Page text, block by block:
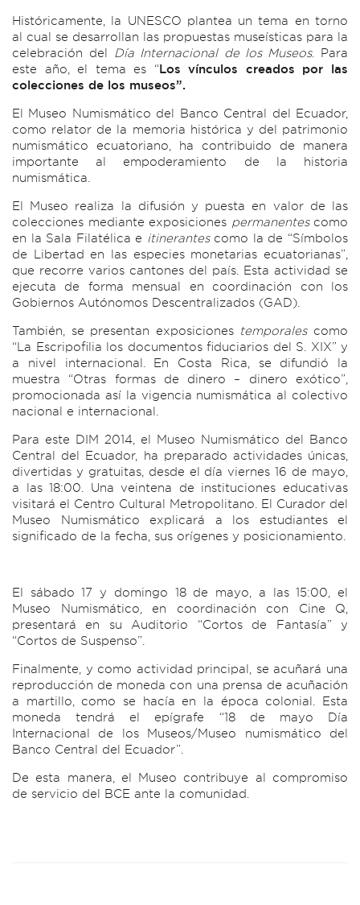
Históricamente, la UNESCO plantea un tema en torno
al cual se desarrollan las propuestas museísticas para la
celebración del Día Internacional de los Museos. Para
este año, el tema es “Los vínculos creados por las
colecciones de los museos”.
El Museo Numismático del Banco Central del Ecuador,
como relator de la memoria histórica y del patrimonio
numismático ecuatoriano, ha contribuido de manera
importante al empoderamiento de la historia
numismática.
El Museo realiza la difusión y puesta en valor de las
colecciones mediante exposiciones permanentescomo
en la Sala Filatélica e itinerantescomo la de “Símbolos
de Libertad en las especies monetarias ecuatorianas”,
que recorre varios cantones del país. Esta actividad se
ejecuta de forma mensual en coordinación con los
Gobiernos Autónomos Descentralizados (GAD).
También, se presentan exposiciones temporalescomo
“La Escripofilia los documentos fiduciarios del S. XIX” y
a nivel internacional. En Costa Rica, se difundió la
muestra “Otras formas de dinero – dinero exótico”,
promocionada así la vigencia numismática al colectivo
nacional e internacional.
Para este DIM 2014, el Museo Numismático del Banco
Central del Ecuador, ha preparado actividades únicas,
divertidas y gratuitas, desde el día viernes 16 de mayo,
a las 18:00. Una veintena de instituciones educativas
visitará el Centro Cultural Metropolitano. El Curador del
Museo Numismático explicará a los estudiantes el
significado de la fecha, sus orígenes y posicionamiento.
El sábado 17 y domingo 18 de mayo, a las 15:00, el
Museo Numismático, en coordinación con Cine Q,
presentará en su Auditorio “Cortos de Fantasía” y
“Cortos de Suspenso”.
Finalmente, y como actividad principal, se acuñará una
reproducción de moneda con una prensa de acuñación
a martillo, como se hacía en la época colonial. Esta
moneda tendrá el epígrafe “18 de mayo Día
Internacional de los Museos/Museo numismático del
Banco Central del Ecuador”.
De esta manera, el Museo contribuye al compromiso
de servicio del BCE ante la comunidad.